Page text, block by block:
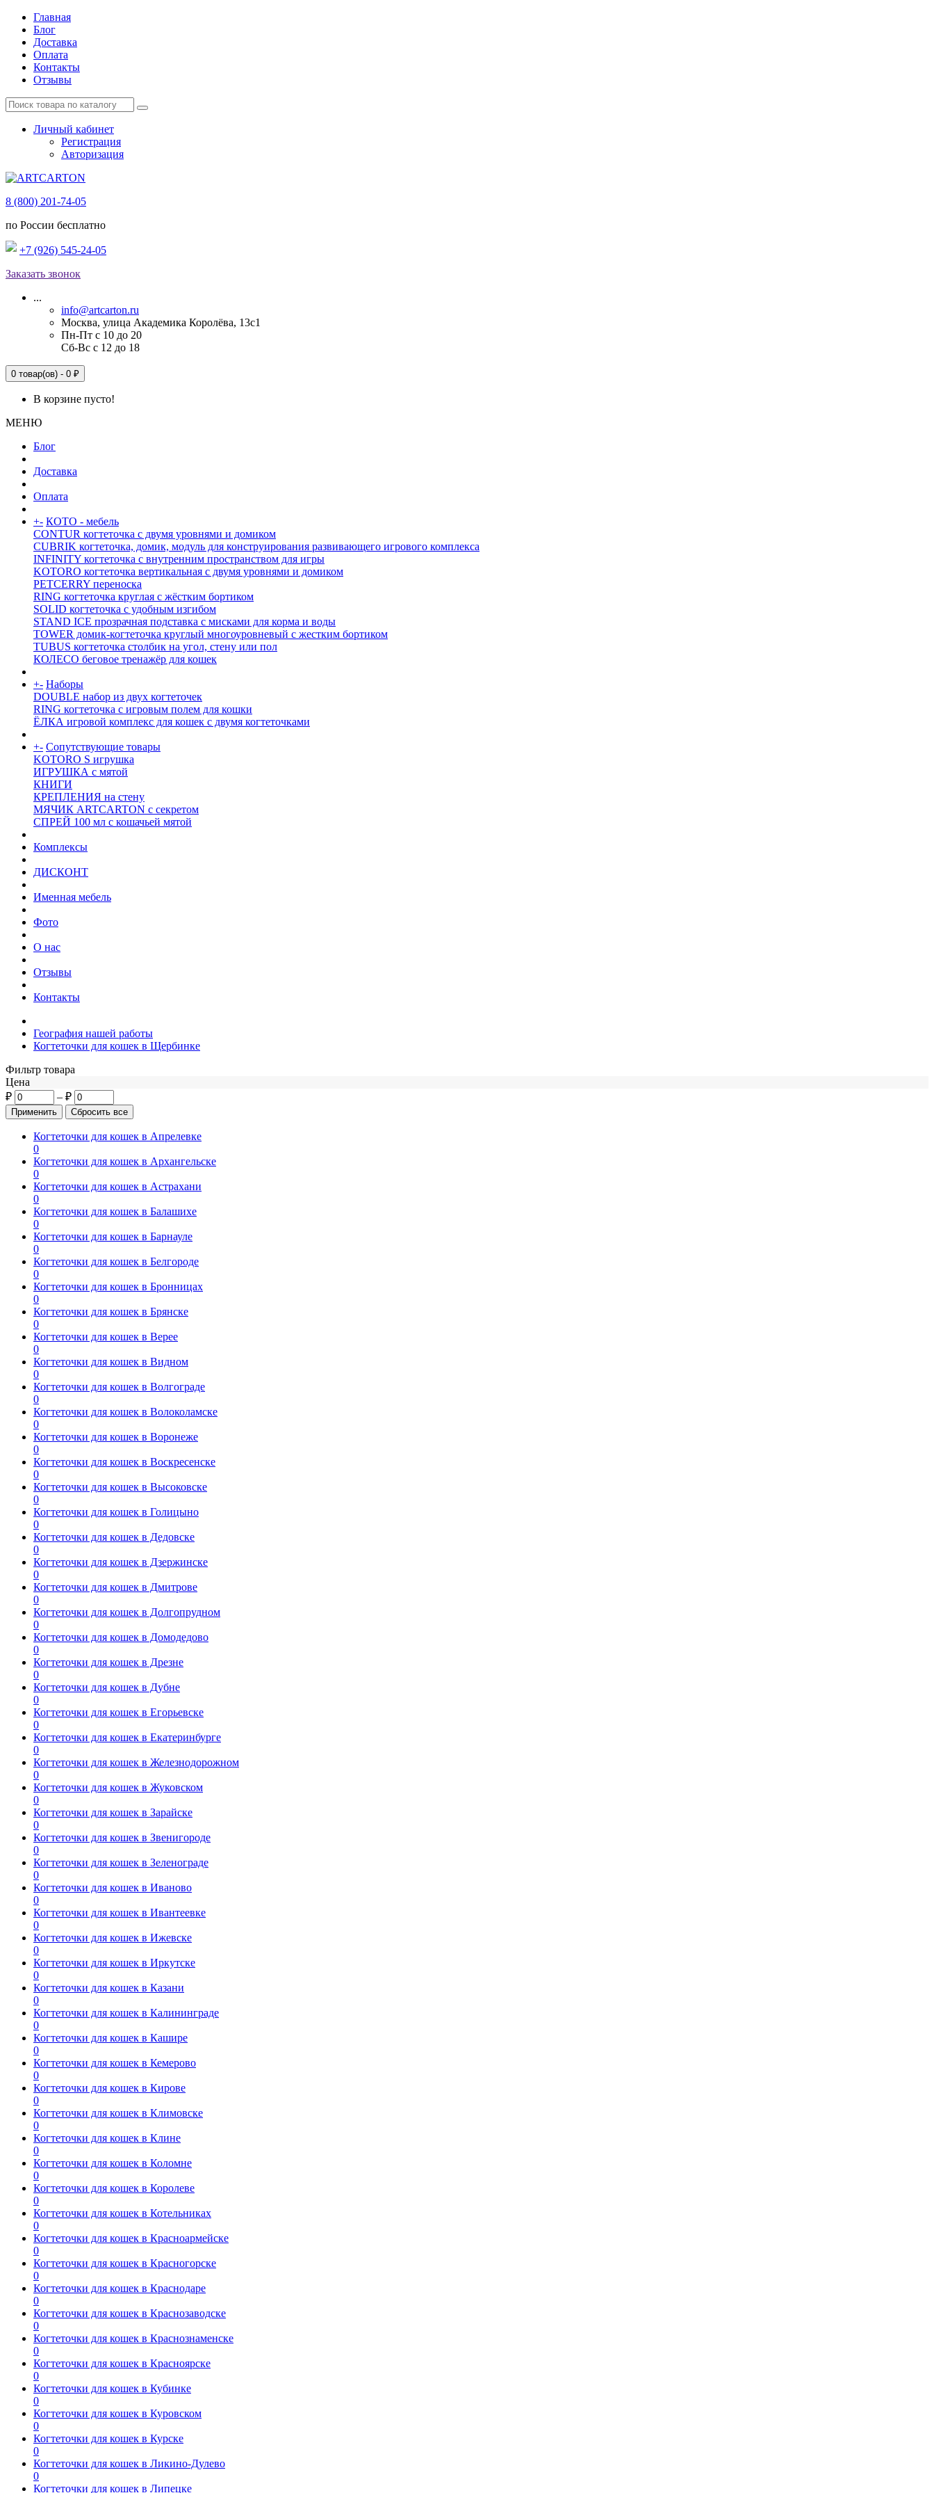
Главная
Блог
Доставка
Оплата
Контакты
Отзывы
Личный кабинет
Регистрация
Авторизация
8 (800) 201-74-05
по России бесплатно
+7 (926) 545-24-05
Заказать звонок
...
info@artcarton.ru
Москва, улица Академика Королёва, 13с1
Пн-Пт с 10 до 20
Сб-Вс с 12 до 18
0 товар(ов) - 0 ₽
В корзине пусто!
МЕНЮ
Блог
Доставка
Оплата
+- КОТО - мебель
CONTUR когтеточка с двумя уровнями и домиком
CUBRIK когтеточка, домик, модуль для конструирования развивающего игрового комплекса
INFINITY когтеточка с внутренним пространством для игры
KOTORO когтеточка вертикальная с двумя уровнями и домиком
PETCERRY переноска
RING когтеточка круглая с жёстким бортиком
SOLID когтеточка с удобным изгибом
STAND ICE прозрачная подставка с мисками для корма и воды
TOWER домик-когтеточка круглый многоуровневый с жестким бортиком
TUBUS когтеточка столбик на угол, стену или пол
КОЛЕСО беговое тренажёр для кошек
+- Наборы
DOUBLE набор из двух когтеточек
RING когтеточка c игровым полем для кошки
ЁЛКА игровой комплекс для кошек с двумя когтеточками
+- Сопутствующие товары
KOTORO S игрушка
ИГРУШКА с мятой
КНИГИ
КРЕПЛЕНИЯ на стену
МЯЧИК ARTCARTON с секретом
СПРЕЙ 100 мл с кошачьей мятой
Комплексы
ДИСКОНТ
Именная мебель
Фото
О нас
Отзывы
Контакты
География нашей работы
Когтеточки для кошек в Щербинке
Фильтр товара
Цена
₽
– ₽
Когтеточки для кошек в Апрелевке
0
Когтеточки для кошек в Архангельске
0
Когтеточки для кошек в Астрахани
0
Когтеточки для кошек в Балашихе
0
Когтеточки для кошек в Барнауле
0
Когтеточки для кошек в Белгороде
0
Когтеточки для кошек в Бронницах
0
Когтеточки для кошек в Брянске
0
Когтеточки для кошек в Верее
0
Когтеточки для кошек в Видном
0
Когтеточки для кошек в Волгограде
0
Когтеточки для кошек в Волоколамске
0
Когтеточки для кошек в Воронеже
0
Когтеточки для кошек в Воскресенске
0
Когтеточки для кошек в Высоковске
0
Когтеточки для кошек в Голицыно
0
Когтеточки для кошек в Дедовске
0
Когтеточки для кошек в Дзержинске
0
Когтеточки для кошек в Дмитрове
0
Когтеточки для кошек в Долгопрудном
0
Когтеточки для кошек в Домодедово
0
Когтеточки для кошек в Дрезне
0
Когтеточки для кошек в Дубне
0
Когтеточки для кошек в Егорьевске
0
Когтеточки для кошек в Екатеринбурге
0
Когтеточки для кошек в Железнодорожном
0
Когтеточки для кошек в Жуковском
0
Когтеточки для кошек в Зарайске
0
Когтеточки для кошек в Звенигороде
0
Когтеточки для кошек в Зеленограде
0
Когтеточки для кошек в Иваново
0
Когтеточки для кошек в Ивантеевке
0
Когтеточки для кошек в Ижевске
0
Когтеточки для кошек в Иркутске
0
Когтеточки для кошек в Казани
0
Когтеточки для кошек в Калининграде
0
Когтеточки для кошек в Кашире
0
Когтеточки для кошек в Кемерово
0
Когтеточки для кошек в Кирове
0
Когтеточки для кошек в Климовске
0
Когтеточки для кошек в Клине
0
Когтеточки для кошек в Коломне
0
Когтеточки для кошек в Королеве
0
Когтеточки для кошек в Котельниках
0
Когтеточки для кошек в Красноармейске
0
Когтеточки для кошек в Красногорске
0
Когтеточки для кошек в Краснодаре
0
Когтеточки для кошек в Краснозаводске
0
Когтеточки для кошек в Краснознаменске
0
Когтеточки для кошек в Красноярске
0
Когтеточки для кошек в Кубинке
0
Когтеточки для кошек в Куровском
0
Когтеточки для кошек в Курске
0
Когтеточки для кошек в Ликино-Дулево
0
Когтеточки для кошек в Липецке